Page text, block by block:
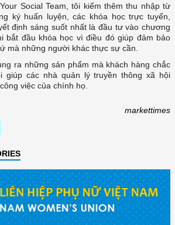
Social Team, tôi kiếm thêm thu nhập từ
ký huấn luyện, các khóa học trực tuyến,
định sáng suốt nhất là đầu tư vào chương
bắt đầu khóa học vì điều đó giúp đảm bảo
mà những người khác thực sự cần.
ra những sản phẩm mà khách hàng chắc
giúp các nhà quản lý truyền thông xã hội
việc của chính họ.
markettimes